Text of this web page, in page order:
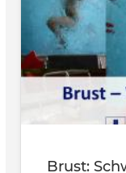
Brust: